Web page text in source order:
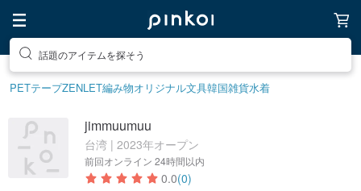
話題のアイテムを探そう
PETテープZENLET編み物オリジナル文具韓国雑貨水着
jimmuumuu
台湾 | 2023年オープン
前回オンライン 24時間以内
0.0(0)